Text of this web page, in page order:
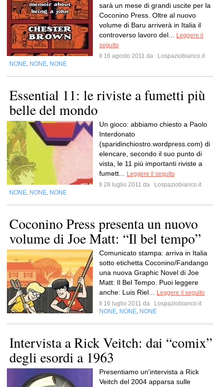
sarà un mese di grandi uscite per la
Coconino Press. Oltre al nuovo
volume di Baru arriverà in Italia il
controverso lavoro del...
Leggere il
seguito
Il 16 agosto 2011 da
Lospaziobianco.it
NONE NONE NONE
Essential 11: le riviste a fumetti più
belle del mondo
Un gioco: abbiamo chiesto a Paolo
Interdonato
(sparidinchiostro.wordpress.com) di
elencare, secondo il suo punto di
vista, le 11 più importanti riviste a
fumett...
Leggere il seguito
Il 28 luglio 2011 da
Lospaziobianco.it
NONE NONE NONE
Coconino Press presenta un nuovo
volume di Joe Matt: “Il bel tempo”
Comunicato stampa: arriva in Italia
sotto etichetta Coconino/Fandango
una nuova Graphic Novel di Joe
Matt: Il Bel Tempo. Puoi leggere
anche: Luis Riel...
Leggere il seguito
Il 16 luglio 2011 da
Lospaziobianco.it
NONE NONE NONE
Intervista a Rick Veitch: dai “comix”
degli esordi a 1963
Presentiamo un'intervista a Rick
Veitch del 2004 apparsa sulle